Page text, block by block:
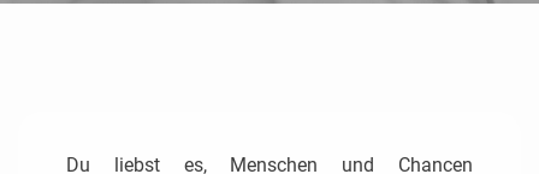
Du liebst es, Menschen und Chancen